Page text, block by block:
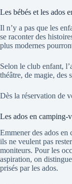
Les bébés et les ados
Il n’y a pas que les
se raconter des
plus modernes
Selon le club enfant,
théâtre, de magie, des
Dès la réservation de
Les ados en camping-
Emmener des ados en
ils ne veulent pas
moniteurs. Pour les
aspiration, on
prisés par les ados.